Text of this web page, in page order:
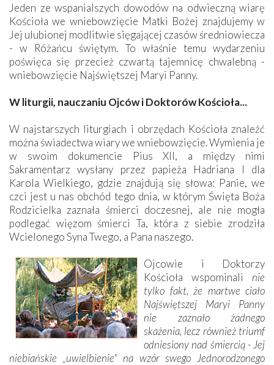
Jeden ze wspanialszych dowodów na odwieczną wiarę
Kościoła we wniebowzięcie Matki Bożej znajdujemy w
Jej ulubionej modlitwie sięgającej czasów średniowiecza
- w Różańcu świętym. To właśnie temu wydarzeniu
poświęca się przecież czwartą tajemnicę chwalebną -
wniebowzięcie Najświętszej Maryi Panny.
W liturgii, nauczaniu Ojców i Doktorów Kościoła...
W najstarszych liturgiach i obrzędach Kościoła znaleźć
można świadectwa wiary we wniebowzięcie. Wymienia je
w swoim dokumencie Pius XII, a między nimi
Sakramentarz wysłany przez papieża Hadriana I dla
Karola Wielkiego, gdzie znajdują się słowa: Panie, we
czci jest u nas obchód tego dnia, w którym Święta Boża
Rodzicielka zaznała śmierci doczesnej, ale nie mogła
podlegać więzom śmierci Ta, która z siebie zrodziła
Wcielonego Syna Twego, a Pana naszego.
Ojcowie i Doktorzy
Kościoła wspominali nie
tylko fakt, że martwe ciało
Najświętszej Maryi Panny
nie zaznało żadnego
skażenia, lecz również triumf
odniesiony nad śmiercią - Jej
niebiańskie „uwielbienie" na wzór swego Jednorodzonego